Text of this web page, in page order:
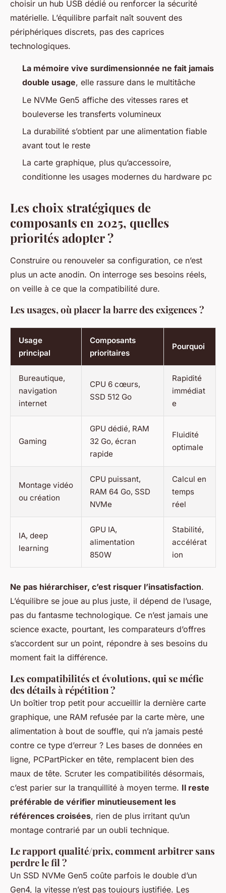
choisir un hub USB dédié ou renforcer la sécurité
matérielle. L’équilibre parfait naît souvent des
périphériques discrets, pas des caprices
technologiques.
La mémoire vive surdimensionnée ne fait jamais
double usage, elle rassure dans le multitâche
Le NVMe Gen5 affiche des vitesses rares et
bouleverse les transferts volumineux
La durabilité s’obtient par une alimentation fiable
avant tout le reste
La carte graphique, plus qu’accessoire,
conditionne les usages modernes du hardware pc
Les choix stratégiques de
composants en 2025, quelles
priorités adopter ?
Construire ou renouveler sa configuration, ce n’est
plus un acte anodin. On interroge ses besoins réels,
on veille à ce que la compatibilité dure.
Les usages, où placer la barre des exigences ?
Usage
principal
Composants
prioritaires
Pourquoi
Bureautique,
navigation
internet
CPU 6 cœurs,
SSD 512 Go
Rapidité
immédiat
e
Gaming
GPU dédié, RAM
32 Go, écran
rapide
Fluidité
optimale
Montage vidéo
ou création
CPU puissant,
RAM 64 Go, SSD
NVMe
Calcul en
temps
réel
IA, deep
learning
GPU IA,
alimentation
850W
Stabilité,
accélérat
ion
Ne pas hiérarchiser, c’est risquer l’insatisfaction.
L’équilibre se joue au plus juste, il dépend de l’usage,
pas du fantasme technologique. Ce n’est jamais une
science exacte, pourtant, les comparateurs d’offres
s’accordent sur un point, répondre à ses besoins du
moment fait la différence.
Les compatibilités et évolutions, qui se méfie
des détails à répétition ?
Un boîtier trop petit pour accueillir la dernière carte
graphique, une RAM refusée par la carte mère, une
alimentation à bout de souffle, qui n’a jamais pesté
contre ce type d’erreur ? Les bases de données en
ligne, PCPartPicker en tête, remplacent bien des
maux de tête. Scruter les compatibilités désormais,
c’est parier sur la tranquillité à moyen terme. Il reste
préférable de vérifier minutieusement les
références croisées, rien de plus irritant qu’un
montage contrarié par un oubli technique.
Le rapport qualité/prix, comment arbitrer sans
perdre le fil ?
Un SSD NVMe Gen5 coûte parfois le double d’un
Gen4, la vitesse n’est pas toujours justifiée. Les